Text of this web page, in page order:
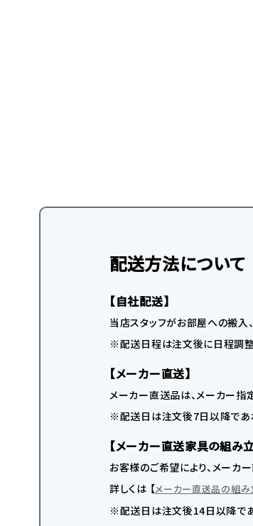
配送方法について
【自社配送】
当店スタッフがお部屋への搬入
※配送日程は注文後に日程調整
【メーカー直送】
メーカー直送品は、メーカー指
※配送日は注文後7日以降であ
【メーカー直送家具の組み
お客様のご希望により、メーカ
詳しくは 【メーカー直送品の組み
※配送日は注文後14日以降で